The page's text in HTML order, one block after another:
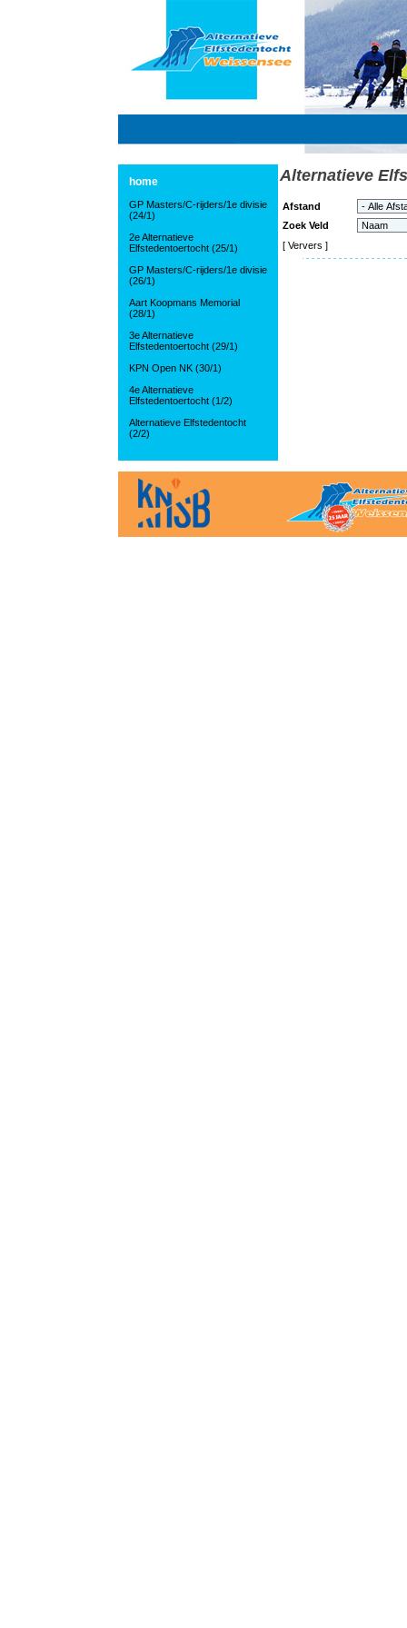
home
GP Masters/C-rijders/1e divisie
(24/1)
2e Alternatieve
Elfstedentoertocht (25/1)
GP Masters/C-rijders/1e divisie
(26/1)
Aart Koopmans Memorial
(28/1)
3e Alternatieve
Elfstedentoertocht (29/1)
KPN Open NK (30/1)
4e Alternatieve
Elfstedentoertocht (1/2)
Alternatieve Elfstedentocht
(2/2)
Alternatieve
Afstand
Zoek Veld
[ Ververs ]